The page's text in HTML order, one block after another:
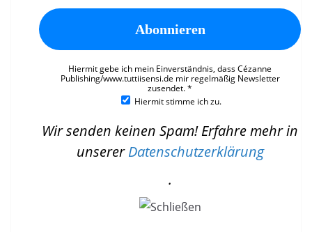
Hiermit gebe ich mein Einverständnis, dass Cézanne
Publishing/www.tuttiisensi.de mir regelmäßig Newsletter
zusendet.*
Hiermit stimme ich zu.
Wir senden keinen Spam! Erfahre mehr in
unsererDatenschutzerklärung
.